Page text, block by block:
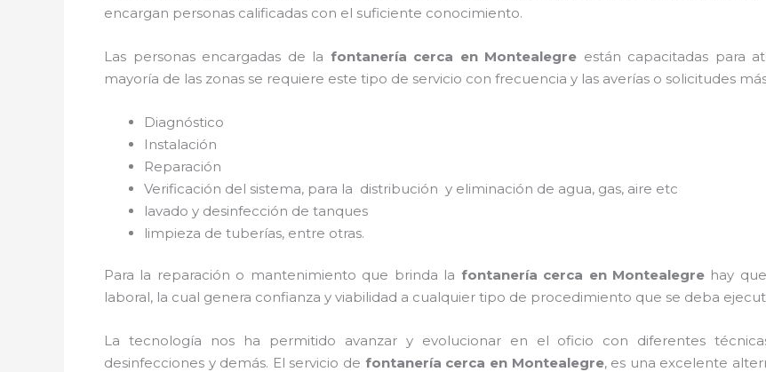
encargan personas calificadas con el suficiente conocimiento.
Las personas encargadas de la fontanería cerca en Montealegre están capacitadas para
mayoría de las zonas se requiere este tipo de servicio con frecuencia y las averías o solicitudes
Diagnóstico
Instalación
Reparación
Verificación del sistema, para la distribución y eliminación de agua, gas, aire etc
lavado y desinfección de tanques
limpieza de tuberías, entre otras.
Para la reparación o mantenimiento que brinda la fontanería cerca en Montealegre hay
laboral, la cual genera confianza y viabilidad a cualquier tipo de procedimiento que se deba
La tecnología nos ha permitido avanzar y evolucionar en el oficio con diferentes
desinfecciones y demás. El servicio de fontanería cerca en Montealegre, es una excelente